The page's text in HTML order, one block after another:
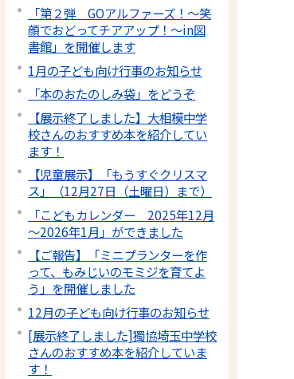
「第２弾 GOアルファーズ！～笑
顔でおどってチアアップ！～in図
書館」を開催します
1月の子ども向け行事のお知らせ
「本のおたのしみ袋」をどうぞ
【展示終了しました】大相模中学
校さんのおすすめ本を紹介してい
ます！
【児童展示】「もうすぐクリスマ
ス」（12月27日（土曜日）まで）
「こどもカレンダー 2025年12月
～2026年1月」ができました
【ご報告】「ミニプランターを作
って、もみじいのモミジを育てよ
う」を開催しました
12月の子ども向け行事のお知らせ
[展示終了しました]獨協埼玉中学校
さんのおすすめ本を紹介していま
す！